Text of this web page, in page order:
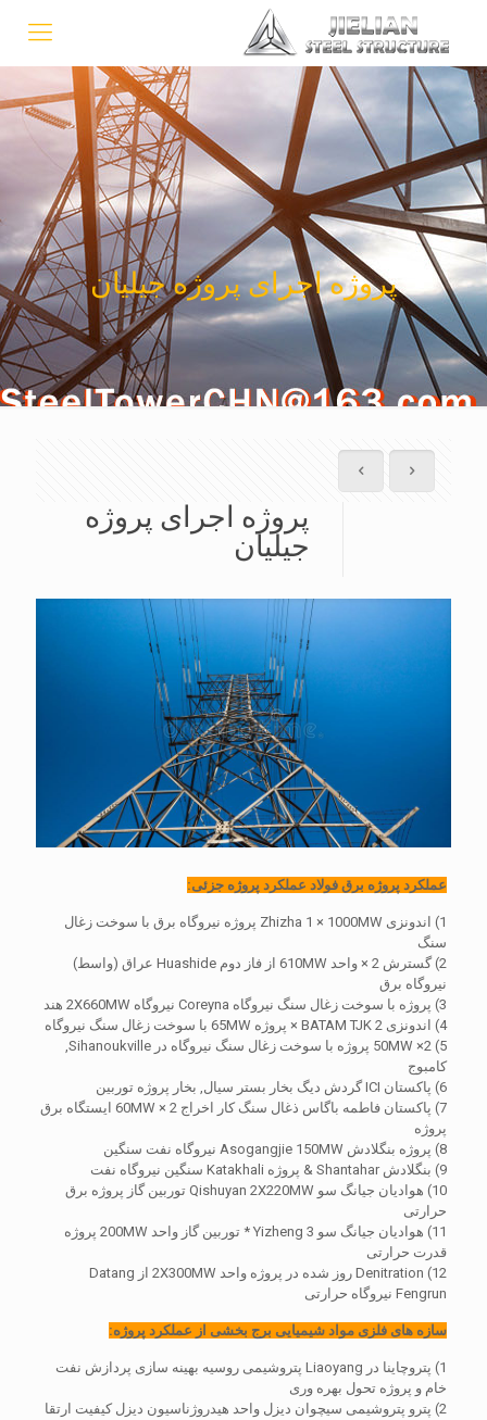
پروژه اجرای پروژه جیلیان
پروژه اجرای پروژه
جیلیان
عملکرد پروژه برق فولاد عملکرد پروژه جزئی:
1) اندونزی Zhizha 1 × 1000MW پروژه نیروگاه برق با سوخت زغال
سنگ
2) گسترش 2 × واحد 610MW از فاز دوم Huashide عراق (واسط)
نیروگاه برق
3) پروژه با سوخت زغال سنگ نیروگاه Coreyna نیروگاه 2X660MW هند
4) اندونزی BATAM TJK 2 × پروژه 65MW با سوخت زغال سنگ نیروگاه
5) 2× 50MW پروژه با سوخت زغال سنگ نیروگاه در Sihanoukville,
کامبوج
6) پاکستان ICI گردش دیگ بخار بستر سیال, بخار پروژه توربین
7) پاکستان فاطمه باگاس ذغال سنگ کار اخراج 2 × 60MW ایستگاه برق
پروژه
8) پروژه بنگلادش Asogangjie 150MW نیروگاه نفت سنگین
9) بنگلادش Shantahar & پروژه Katakhali سنگین نیروگاه نفت
10) هوادیان جیانگ سو Qishuyan 2X220MW توربین گاز پروژه برق
حرارتی
11) هوادیان جیانگ سو Yizheng 3 * توربین گاز واحد 200MW پروژه
قدرت حرارتی
12) Denitration روز شده در پروژه واحد 2X300MW از Datang
Fengrun نیروگاه حرارتی
سازه های فلزی مواد شیمیایی برج بخشی از عملکرد پروژه:
1) پتروچاینا در Liaoyang پتروشیمی روسیه بهینه سازی پردازش نفت
خام و پروژه تحول بهره وری
2) پترو پتروشیمی سیچوان دیزل واحد هیدروژناسیون دیزل کیفیت ارتقا